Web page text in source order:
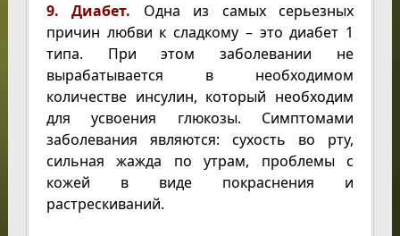
9. Диабет. Одна из самых серьезных
причин любви к сладкому – это диабет 1
типа. При этом заболевании не
вырабатывается в необходимом
количестве инсулин, который необходим
для усвоения глюкозы. Симптомами
заболевания являются: сухость во рту,
сильная жажда по утрам, проблемы с
кожей в виде покраснения и
растрескиваний.